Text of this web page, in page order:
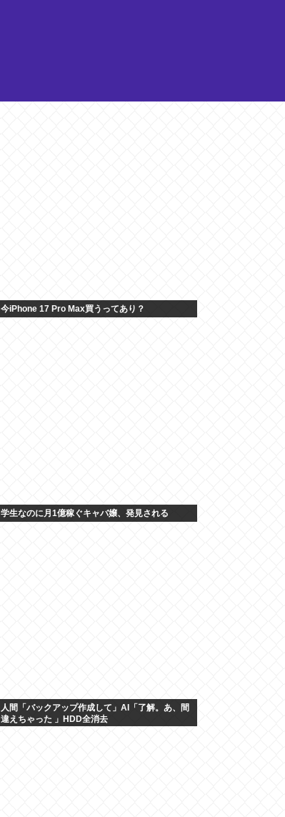
今iPhone 17 Pro Max買うってあり？
学生なのに月1億稼ぐキャバ嬢、発見される
人間「バックアップ作成して」AI「了解。あ、間
違えちゃった 」HDD全消去